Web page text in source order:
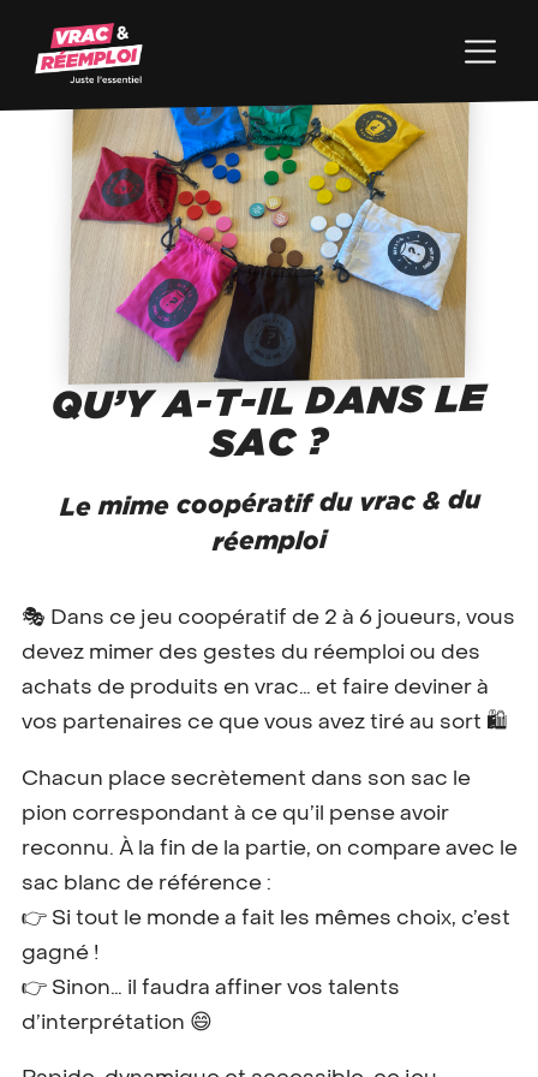
QU’Y A-T-IL DANS LE
SAC ?
Le mime coopératif du vrac & du
réemploi
🎭 Dans ce jeu coopératif de 2 à 6 joueurs, vous
devez mimer des gestes du réemploi ou des
achats de produits en vrac… et faire deviner à
vos partenaires ce que vous avez tiré au sort 🛍️
Chacun place secrètement dans son sac le
pion correspondant à ce qu’il pense avoir
reconnu. À la fin de la partie, on compare avec le
sac blanc de référence :
👉 Si tout le monde a fait les mêmes choix, c’est
gagné !
👉 Sinon… il faudra affiner vos talents
d’interprétation 😄